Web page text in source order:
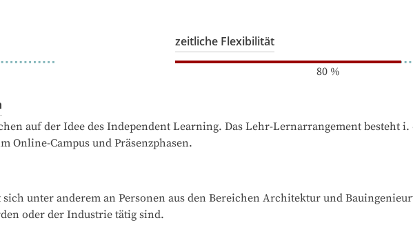
zeitliche Flexibilität
80%
auf der Idee des Independent Learning. Das Lehr-Lernarrangement besteht
Campus und Präsenzphasen.
unter anderem an Personen aus den Bereichen Architektur und
oder der Industrie tätig sind.